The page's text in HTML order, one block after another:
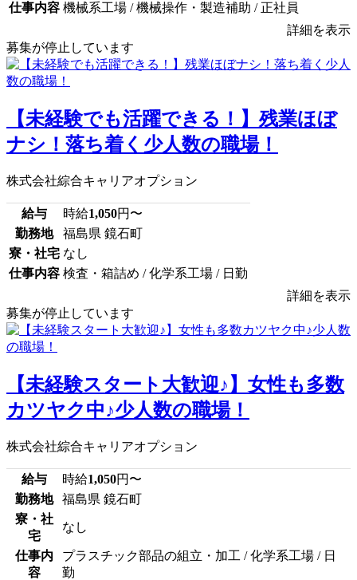
仕事内容 機械系工場 / 機械操作・製造補助 / 正社員
詳細を表示
募集が停止しています
【未経験でも活躍できる！】残業ほぼ
ナシ！落ち着く少人数の職場！
株式会社綜合キャリアオプション
給与 時給1,050円〜
勤務地
福島県 鏡石町
寮・社宅 なし
仕事内容 検査・箱詰め / 化学系工場 / 日勤
詳細を表示
募集が停止しています
【未経験スタート大歓迎♪】女性も多数
カツヤク中♪少人数の職場！
株式会社綜合キャリアオプション
給与 時給1,050円〜
勤務地
福島県 鏡石町
寮・社
宅
なし
仕事内
容
プラスチック部品の組立・加工 / 化学系工場 / 日
勤